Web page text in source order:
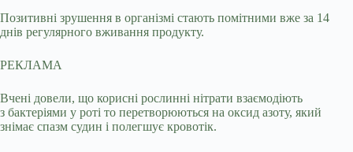
Позитивні зрушення в організмі стають помітними вже за 14
днів регулярного вживання продукту.
РЕКЛАМА
Вчені довели, що корисні рослинні нітрати взаємодіють
з бактеріями у роті то перетворюються на оксид азоту, який
знімає спазм судин і полегшує кровотік.